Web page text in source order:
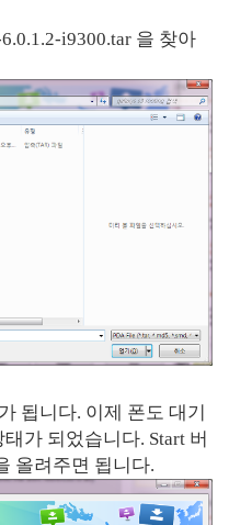
i9300.tar 을 찾아
됩니다. 이제 폰도 대기
가 되었습니다. Start 버
올려주면 됩니다.